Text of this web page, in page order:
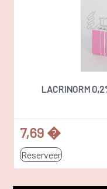
LACRINORM
7,69 �
Reserveer